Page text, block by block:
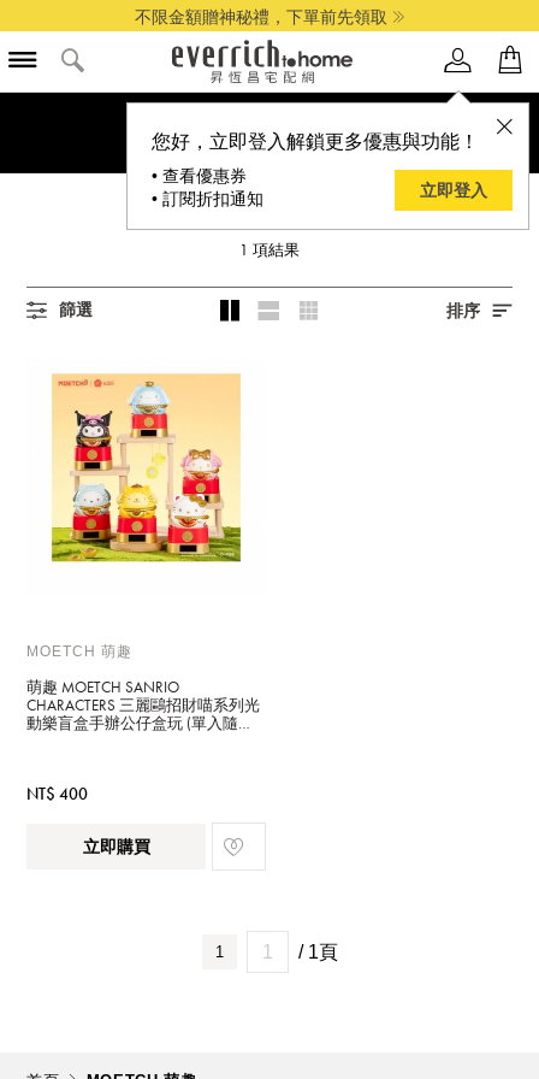
不限金額贈神秘禮，下單前先領取
您好，立即登入解鎖更多優惠與功能！
• 查看優惠券
• 訂閱折扣通知
立即登入
MOETCH 萌趣
1 項結果
篩選 排序
MOETCH 萌趣
萌趣 MOETCH SANRIO
CHARACTERS 三麗鷗招財喵系列光
動樂盲盒手辦公仔盒玩 (單入隨機
NT$ 400
立即購買
1 / 1頁